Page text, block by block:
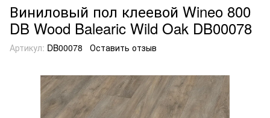
Виниловый пол клеевой Wineo 800
DB Wood Balearic Wild Oak DB00078
Артикул: DB00078 Оставить отзыв